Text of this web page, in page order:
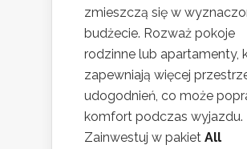
zmieszczą się w
budżecie. Rozważ pokoje
rodzinne lub apartamenty,
zapewniają więcej
udogodnień, co może
komfort podczas wyjazdu.
Zainwestuj w pakiet All